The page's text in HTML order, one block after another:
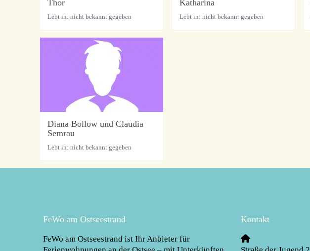
Thor
Lebt in: nicht bekannt gegeben
Katharina
Lebt in: nicht bekannt gegeben
Diana Bollow und Claudia
Semrau
Lebt in: nicht bekannt gegeben
FeWo am Ostseestrand
FeWo am Ostseestrand ist Ihr Anbieter für
Kontakt